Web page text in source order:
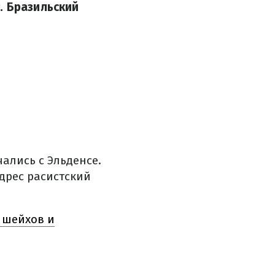
с Эльденсе.
расистский
шейхов и